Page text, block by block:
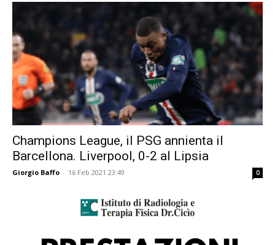
Champions League, il PSG annienta il
Barcellona. Liverpool, 0-2 al Lipsia
Giorgio Baffo - 16 Feb 2021 23:49 0